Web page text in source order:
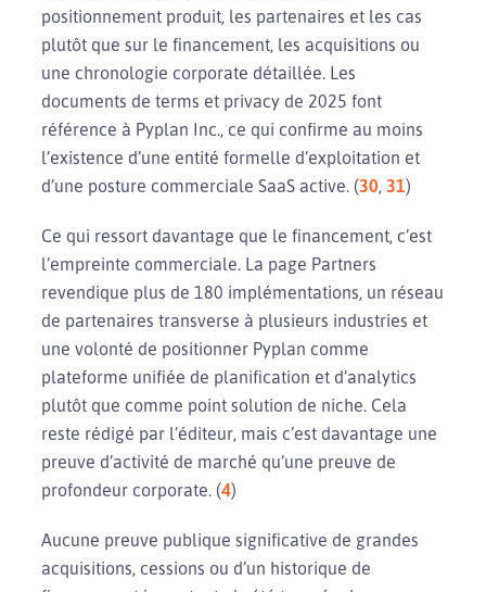
positionnement produit, les partenaires et les cas
plutôt que sur le financement, les acquisitions ou
une chronologie corporate détaillée. Les
documents de terms et privacy de 2025 font
référence à Pyplan Inc., ce qui confirme au moins
l’existence d’une entité formelle d’exploitation et
d’une posture commerciale SaaS active. (30, 31)
Ce qui ressort davantage que le financement, c’est
l’empreinte commerciale. La page Partners
revendique plus de 180 implémentations, un réseau
de partenaires transverse à plusieurs industries et
une volonté de positionner Pyplan comme
plateforme unifiée de planification et d’analytics
plutôt que comme point solution de niche. Cela
reste rédigé par l’éditeur, mais c’est davantage une
preuve d’activité de marché qu’une preuve de
profondeur corporate. (4)
Aucune preuve publique significative de grandes
acquisitions, cessions ou d’un historique de